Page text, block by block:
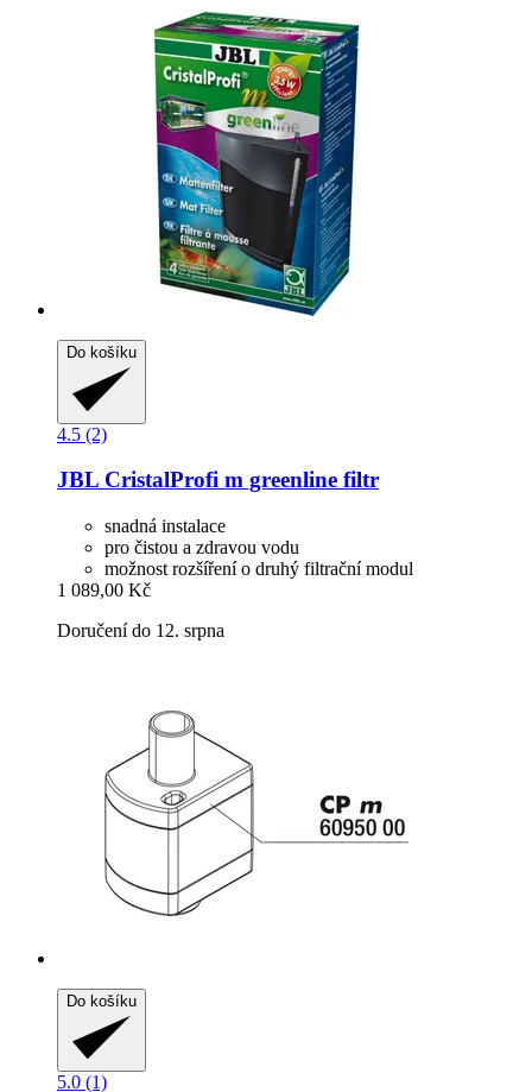
Do košíku
4.5 (2)
JBL CristalProfi m greenline filtr
snadná instalace
pro čistou a zdravou vodu
možnost rozšíření o druhý filtrační modul
1 089,00 Kč
Doručení do 12. srpna
Do košíku
5.0 (1)